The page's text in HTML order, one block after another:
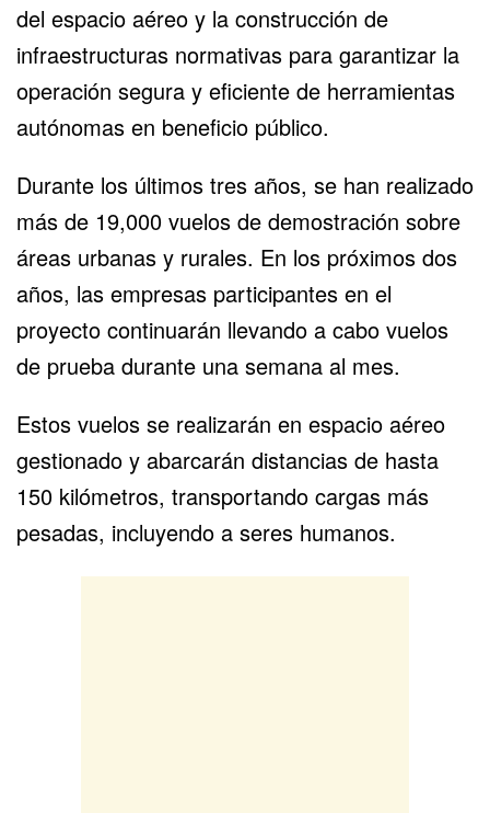
del espacio aéreo y la construcción de
infraestructuras normativas para garantizar la
operación segura y eficiente de herramientas
autónomas en beneficio público.
Durante los últimos tres años, se han realizado
más de 19,000 vuelos de demostración sobre
áreas urbanas y rurales. En los próximos dos
años, las empresas participantes en el
proyecto continuarán llevando a cabo vuelos
de prueba durante una semana al mes.
Estos vuelos se realizarán en espacio aéreo
gestionado y abarcarán distancias de hasta
150 kilómetros, transportando cargas más
pesadas, incluyendo a seres humanos.